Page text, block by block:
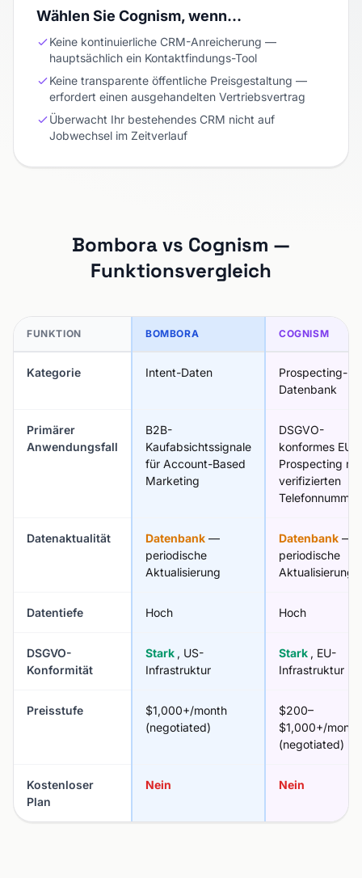
Wählen Sie Cognism, wenn…
Keine kontinuierliche CRM-Anreicherung —
hauptsächlich ein Kontaktfindungs-Tool
Keine transparente öffentliche Preisgestaltung —
erfordert einen ausgehandelten Vertriebsvertrag
Überwacht Ihr bestehendes CRM nicht auf
Jobwechsel im Zeitverlauf
Bombora vs Cognism —
Funktionsvergleich
FUNKTION BOMBORA COGNISM
Kategorie Intent-Daten
Prospecting-
Datenbank
Primärer
Anwendungsfall
B2B-
Kaufabsichtssignale
für Account-Based
Marketing
DSGVO-
konformes EU-
Prospecting mit
verifizierten
Datenaktualität Datenbank —
periodische
Aktualisierung
Datenbank —
periodische
Aktualisierung
Datentiefe Hoch Hoch
DSGVO-
Konformität
Stark , US-
Infrastruktur
Stark , EU-
Infrastruktur
Preisstufe
$1,000+/month
(negotiated)
$200–
$1,000+/month
(negotiated)
Kostenloser
Plan
Nein Nein